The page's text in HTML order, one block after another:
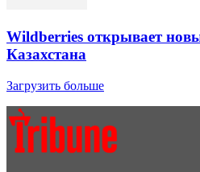
Wildberries открывает
Казахстана
Загрузить больше